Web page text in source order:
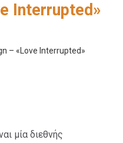
Interrupted»
μία διεθνής